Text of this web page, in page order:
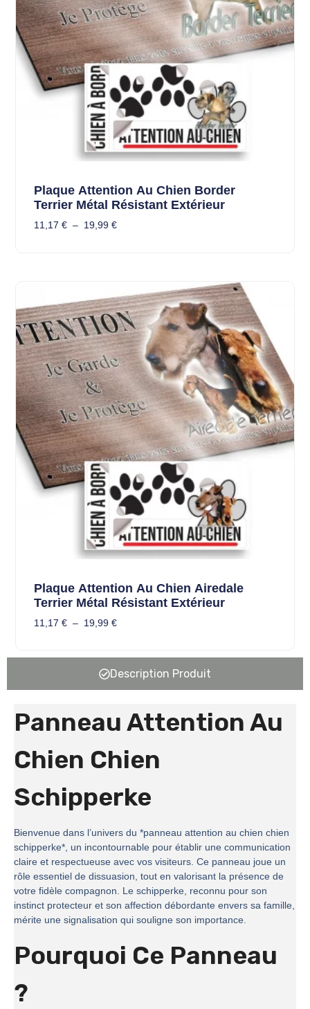
Plaque Attention Au Chien Border
Terrier Métal Résistant Extérieur
11,17 € – 19,99 €
Plaque Attention Au Chien Airedale
Terrier Métal Résistant Extérieur
11,17 € – 19,99 €
Description Produit
Panneau Attention Au
Chien Chien
Schipperke
Bienvenue dans l’univers du *panneau attention au chien chien
schipperke*, un incontournable pour établir une communication
claire et respectueuse avec vos visiteurs. Ce panneau joue un
rôle essentiel de dissuasion, tout en valorisant la présence de
votre fidèle compagnon. Le schipperke, reconnu pour son
instinct protecteur et son affection débordante envers sa famille,
mérite une signalisation qui souligne son importance.
Pourquoi Ce Panneau
?